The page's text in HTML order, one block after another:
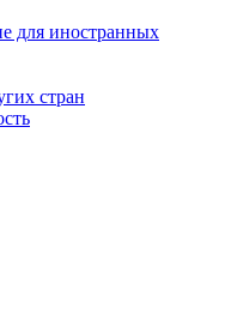
для иностранных
стран